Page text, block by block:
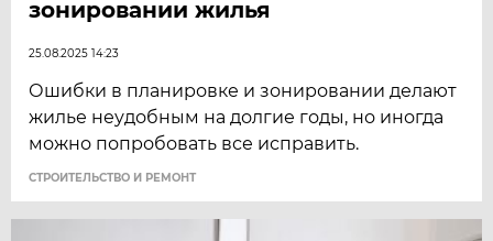
зонировании жилья
25.08.2025 14:23
Ошибки в планировке и зонировании делают
жилье неудобным на долгие годы, но иногда
можно попробовать все исправить.
СТРОИТЕЛЬСТВО И РЕМОНТ